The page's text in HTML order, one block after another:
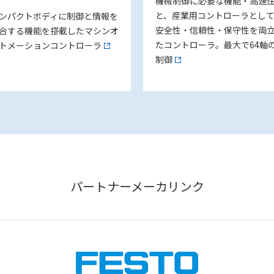
パクトボディに制御と情報を
する機能を搭載したマシンオ
メーションコントローラ
と、産業用コントローラとし
安全性・信頼性・保守性を両
たコントローラ。最大で64軸
制御
パートナーメーカリンク